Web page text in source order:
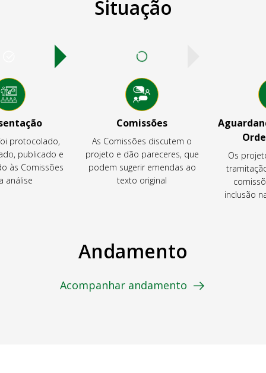
Situação
protocolado,
publicado e
às Comissões
análise
Comissões
As Comissões discutem o
projeto e dão pareceres, que
podem sugerir emendas ao
texto original
Os
inclusão
Andamento
Acompanhar andamento